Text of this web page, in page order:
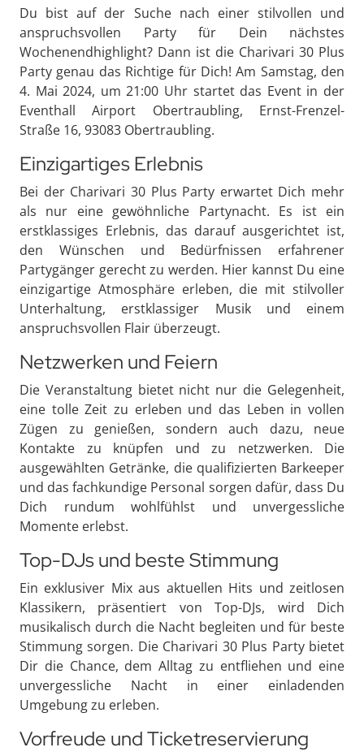
Du bist auf der Suche nach einer stilvollen und
anspruchsvollen Party für Dein nächstes
Wochenendhighlight? Dann ist die Charivari 30 Plus
Party genau das Richtige für Dich! Am Samstag, den
4. Mai 2024, um 21:00 Uhr startet das Event in der
Eventhall Airport Obertraubling, Ernst-Frenzel-
Straße 16, 93083 Obertraubling.
Einzigartiges Erlebnis
Bei der Charivari 30 Plus Party erwartet Dich mehr
als nur eine gewöhnliche Partynacht. Es ist ein
erstklassiges Erlebnis, das darauf ausgerichtet ist,
den Wünschen und Bedürfnissen erfahrener
Partygänger gerecht zu werden. Hier kannst Du eine
einzigartige Atmosphäre erleben, die mit stilvoller
Unterhaltung, erstklassiger Musik und einem
anspruchsvollen Flair überzeugt.
Netzwerken und Feiern
Die Veranstaltung bietet nicht nur die Gelegenheit,
eine tolle Zeit zu erleben und das Leben in vollen
Zügen zu genießen, sondern auch dazu, neue
Kontakte zu knüpfen und zu netzwerken. Die
ausgewählten Getränke, die qualifizierten Barkeeper
und das fachkundige Personal sorgen dafür, dass Du
Dich rundum wohlfühlst und unvergessliche
Momente erlebst.
Top-DJs und beste Stimmung
Ein exklusiver Mix aus aktuellen Hits und zeitlosen
Klassikern, präsentiert von Top-DJs, wird Dich
musikalisch durch die Nacht begleiten und für beste
Stimmung sorgen. Die Charivari 30 Plus Party bietet
Dir die Chance, dem Alltag zu entfliehen und eine
unvergessliche Nacht in einer einladenden
Umgebung zu erleben.
Vorfreude und Ticketreservierung